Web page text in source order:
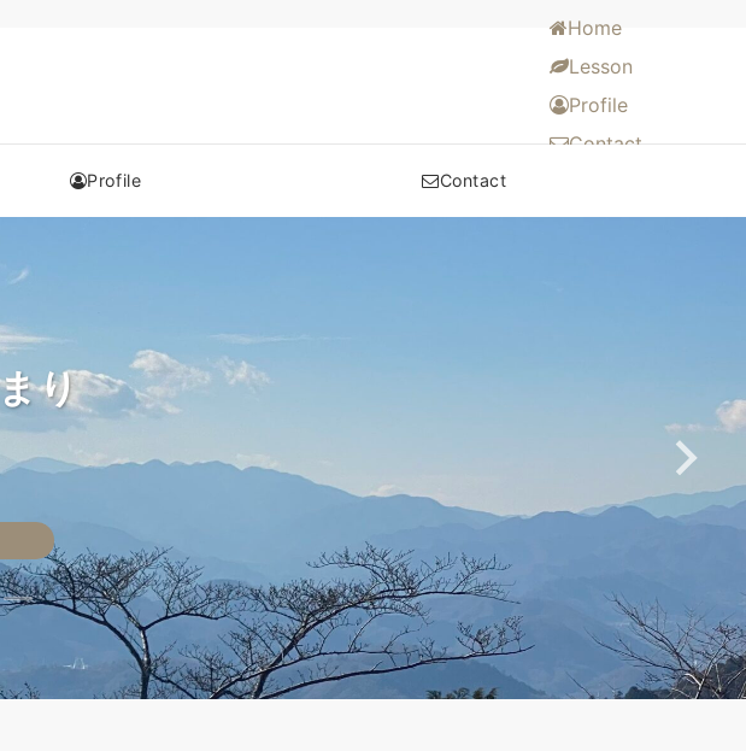
Home
Lesson
Profile
Contact
Profile Contact
オススメ食材
こと
り
じめます
ッスン
と見えてくるもの
描く
19
くる睡眠
眠ること
19